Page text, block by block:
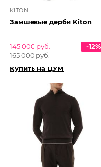
KITON
Замшевые дерби Kiton
145 000 руб.
165 000 руб.
-12%
Купить на ЦУМ